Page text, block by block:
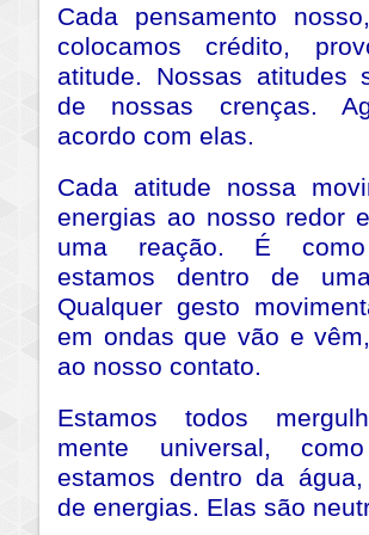
Cada pensamento
colocamos crédito,
atitude. Nossas atitudes
de nossas crenças.
acordo com elas.
Cada atitude nossa
energias ao nosso redor
uma reação. É como
estamos dentro de
Qualquer gesto
em ondas que vão e
ao nosso contato.
Estamos todos
mente universal,
estamos dentro da água,
de energias. Elas são